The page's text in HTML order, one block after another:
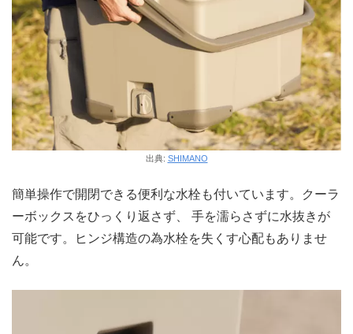
出典: SHIMANO
簡単操作で開閉できる便利な水栓も付いています。クーラ
ーボックスをひっくり返さず、 手を濡らさずに水抜きが
可能です。ヒンジ構造の為水栓を失くす心配もありませ
ん。